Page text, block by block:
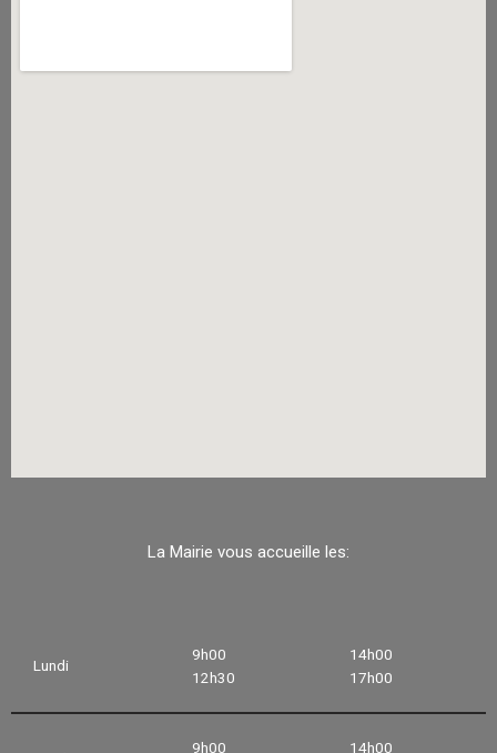
La Mairie vous accueille les:
Lundi
9h00
12h30
14h00
17h00
9h00
14h00